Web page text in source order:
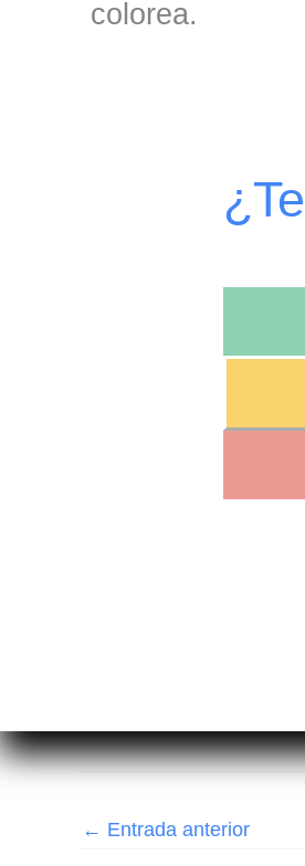
colorea.
← Entrada anterior